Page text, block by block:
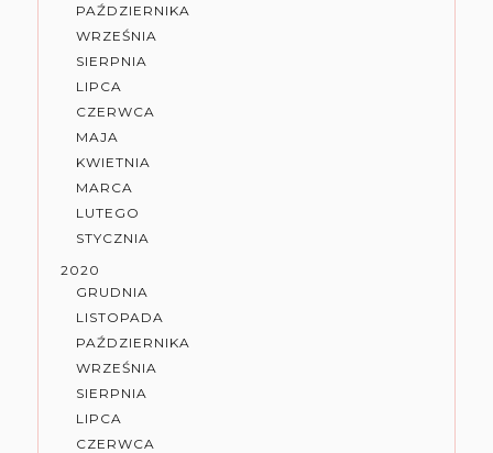
PAŹDZIERNIKA
WRZEŚNIA
SIERPNIA
LIPCA
CZERWCA
MAJA
KWIETNIA
MARCA
LUTEGO
STYCZNIA
2020
GRUDNIA
LISTOPADA
PAŹDZIERNIKA
WRZEŚNIA
SIERPNIA
LIPCA
CZERWCA